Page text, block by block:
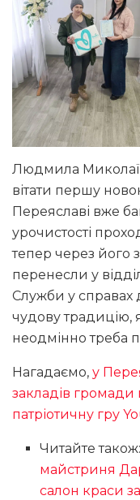
Людмила
вітати першу
Переяславі вже
урочистості
тепер через його
перенесли у
Служби у справах
чудову традицію,
неодмінно треба
Нагадаємо, у
закладів
патріотичну гру
Читайте
майстриня
салон краси